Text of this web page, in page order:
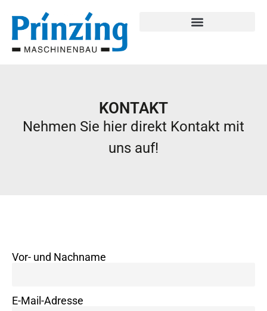
KONTAKT
Nehmen Sie hier direkt Kontakt mit
uns auf!
Vor- und Nachname
E-Mail-Adresse